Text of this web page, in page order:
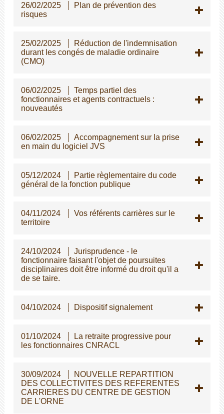
26/02/2025
Plan de prévention des
risques
25/02/2025
Réduction de l'indemnisation
durant les congés de maladie ordinaire
(CMO)
06/02/2025
Temps partiel des
fonctionnaires et agents contractuels :
nouveautés
06/02/2025
Accompagnement sur la prise
en main du logiciel JVS
05/12/2024
Partie règlementaire du code
général de la fonction publique
04/11/2024
Vos référents carrières sur le
territoire
24/10/2024
Jurisprudence - le
fonctionnaire faisant l'objet de poursuites
disciplinaires doit être informé du droit qu'il a
de se taire.
04/10/2024 Dispositif signalement
01/10/2024
La retraite progressive pour
les fonctionnaires CNRACL
30/09/2024
NOUVELLE REPARTITION
DES COLLECTIVITES DES REFERENTES
CARRIERES DU CENTRE DE GESTION
DE L'ORNE